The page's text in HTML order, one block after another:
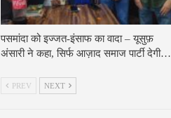
पसमांदा को इज्जत-इंसाफ का वादा – यूसुफ़
अंसारी ने कहा, सिर्फ आज़ाद समाज पार्टी देगी…
PREV NEXT